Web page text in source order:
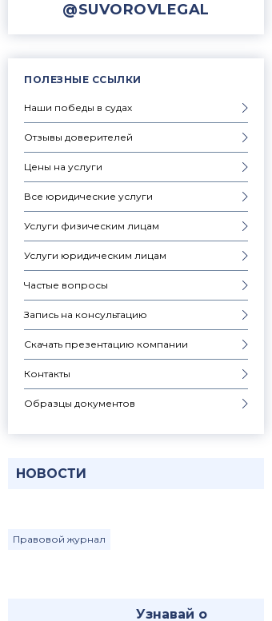
@SUVOROVLEGAL
ПОЛЕЗНЫЕ ССЫЛКИ
Наши победы в судах
Отзывы доверителей
Цены на услуги
Все юридические услуги
Услуги физическим лицам
Услуги юридическим лицам
Частые вопросы
Запись на консультацию
Скачать презентацию компании
Контакты
Образцы документов
НОВОСТИ
Правовой журнал
Узнавай о